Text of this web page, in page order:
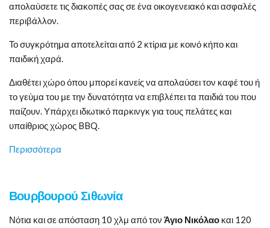
απολαύσετε τις διακοπές σας σε ένα οικογενειακό και ασφαλές
περιβάλλον.
Το συγκρότημα αποτελείται από 2 κτίρια με κοινό κήπο και
παιδική χαρά.
Διαθέτει χώρο όπου μπορεί κανείς να απολαύσει τον καφέ του ή
το γεύμα του με την δυνατότητα να επιβλέπει τα παιδιά του που
παίζουν. Υπάρχει ιδιωτικό παρκινγκ για τους πελάτες και
υπαίθριος χώρος BBQ.
Περισσότερα
Βουρβουρού Σιθωνία
Νότια και σε απόσταση 10 χλμ από τον Άγιο Νικόλαο και 120